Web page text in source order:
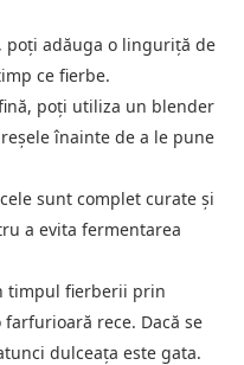
poți adăuga o linguriță de
ce fierbe.
poți utiliza un blender
înainte de a le pune
sunt complet curate și
a evita fermentarea
timpul fierberii prin
rece. Dacă se
dulceața este gata.